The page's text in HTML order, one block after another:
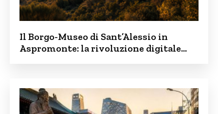
Il Borgo-Museo di Sant’Alessio in
Aspromonte: la rivoluzione digitale